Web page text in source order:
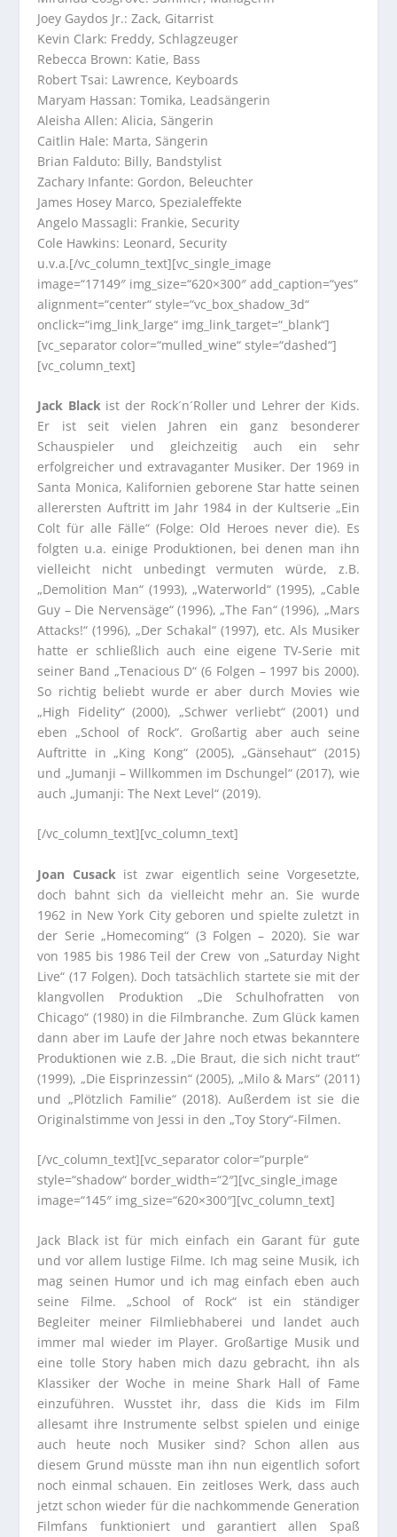
Joey Gaydos Jr.: Zack, Gitarrist
Kevin Clark: Freddy, Schlagzeuger
Rebecca Brown: Katie, Bass
Robert Tsai: Lawrence, Keyboards
Maryam Hassan: Tomika, Leadsängerin
Aleisha Allen: Alicia, Sängerin
Caitlin Hale: Marta, Sängerin
Brian Falduto: Billy, Bandstylist
Zachary Infante: Gordon, Beleuchter
James Hosey Marco, Spezialeffekte
Angelo Massagli: Frankie, Security
Cole Hawkins: Leonard, Security
u.v.a.[/vc_column_text][vc_single_image
image=“17149″ img_size=“620×300″ add_caption=“yes“
alignment=“center“ style=“vc_box_shadow_3d“
onclick=“img_link_large“ img_link_target=“_blank“]
[vc_separator color=“mulled_wine“ style=“dashed“]
[vc_column_text]
Jack Blackist der Rock´n´Roller und Lehrer der Kids.
Er ist seit vielen Jahren ein ganz besonderer
Schauspieler und gleichzeitig auch ein sehr
erfolgreicher und extravaganter Musiker. Der 1969 in
Santa Monica, Kalifornien geborene Star hatte seinen
allerersten Auftritt im Jahr 1984 in der Kultserie „Ein
Colt für alle Fälle“ (Folge: Old Heroes never die). Es
folgten u.a. einige Produktionen, bei denen man ihn
vielleicht nicht unbedingt vermuten würde, z.B.
„Demolition Man“ (1993), „Waterworld“ (1995), „Cable
Guy – Die Nervensäge“ (1996), „The Fan“ (1996), „Mars
Attacks!“ (1996), „Der Schakal“ (1997), etc. Als Musiker
hatte er schließlich auch eine eigene TV-Serie mit
seiner Band „Tenacious D“ (6 Folgen – 1997 bis 2000).
So richtig beliebt wurde er aber durch Movies wie
„High Fidelity“ (2000), „Schwer verliebt“ (2001) und
eben „School of Rock“. Großartig aber auch seine
Auftritte in „King Kong“ (2005), „Gänsehaut“ (2015)
und „Jumanji – Willkommen im Dschungel“ (2017), wie
auch „Jumanji: The Next Level“ (2019).
[/vc_column_text][vc_column_text]
Joan Cusack ist zwar eigentlich seine Vorgesetzte,
doch bahnt sich da vielleicht mehr an. Sie wurde
1962 in New York City geboren und spielte zuletzt in
der Serie „Homecoming“ (3 Folgen – 2020). Sie war
von 1985 bis 1986 Teil der Crew von „Saturday Night
Live“ (17 Folgen). Doch tatsächlich startete sie mit der
klangvollen Produktion „Die Schulhofratten von
Chicago“ (1980) in die Filmbranche. Zum Glück kamen
dann aber im Laufe der Jahre noch etwas bekanntere
Produktionen wie z.B. „Die Braut, die sich nicht traut“
(1999), „Die Eisprinzessin“ (2005), „Milo & Mars“ (2011)
und „Plötzlich Familie“ (2018). Außerdem ist sie die
Originalstimme von Jessi in den „Toy Story“-Filmen.
[/vc_column_text][vc_separator color=“purple“
style=“shadow“ border_width=“2″][vc_single_image
image=“145″ img_size=“620×300″][vc_column_text]
Jack Black ist für mich einfach ein Garant für gute
und vor allem lustige Filme. Ich mag seine Musik, ich
mag seinen Humor und ich mag einfach eben auch
seine Filme. „School of Rock“ ist ein ständiger
Begleiter meiner Filmliebhaberei und landet auch
immer mal wieder im Player. Großartige Musik und
eine tolle Story haben mich dazu gebracht, ihn als
Klassiker der Woche in meine Shark Hall of Fame
einzuführen. Wusstet ihr, dass die Kids im Film
allesamt ihre Instrumente selbst spielen und einige
auch heute noch Musiker sind? Schon allen aus
diesem Grund müsste man ihn nun eigentlich sofort
noch einmal schauen. Ein zeitloses Werk, dass auch
jetzt schon wieder für die nachkommende Generation
Filmfans funktioniert und garantiert allen Spaß